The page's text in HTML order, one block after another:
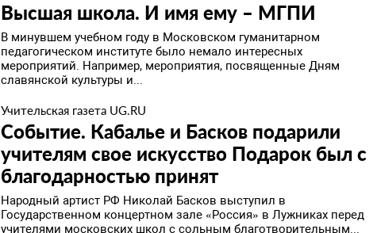
Высшая школа. И имя ему – МГПИ
В минувшем учебном году в Московском гуманитарном
педагогическом институте было немало интересных
мероприятий. Например, мероприятия, посвященные Дням
славянской культуры и...
Учительская газета UG.RU
Событие. Кабалье и Басков подарили
учителям свое искусство Подарок был с
благодарностью принят
Народный артист РФ Николай Басков выступил в
Государственном концертном зале «Россия» в Лужниках перед
учителями московских школ с сольным благотворительным...